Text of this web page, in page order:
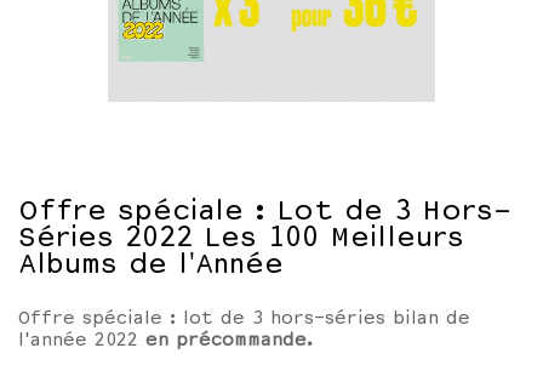
Offre spéciale : Lot de 3 Hors-
Séries 2022 Les 100 Meilleurs
Albums de l'Année
Offre spéciale : lot de 3 hors-séries bilan de
l'année 2022 en précommande.